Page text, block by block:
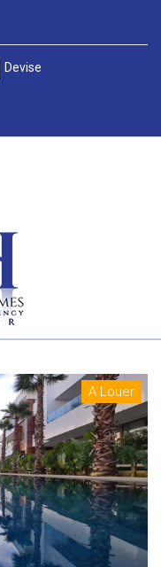
Devise
A Louer